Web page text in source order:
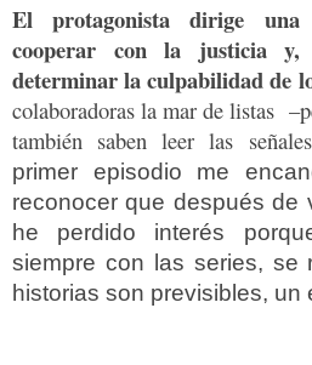
El protagonista dirige una
cooperar con la justicia y,
determinar la culpabilidad de
colaboradoras la mar de listas
también saben leer las
primer episodio me
reconocer que después de
he perdido interés
siempre con las series, se
historias son previsibles, un